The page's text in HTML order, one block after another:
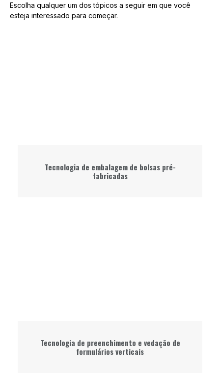
Escolha qualquer um dos tópicos a seguir em que você
esteja interessado para começar.
Tecnologia de embalagem de bolsas pré-
fabricadas
Tecnologia de preenchimento e vedação de
formulários verticais